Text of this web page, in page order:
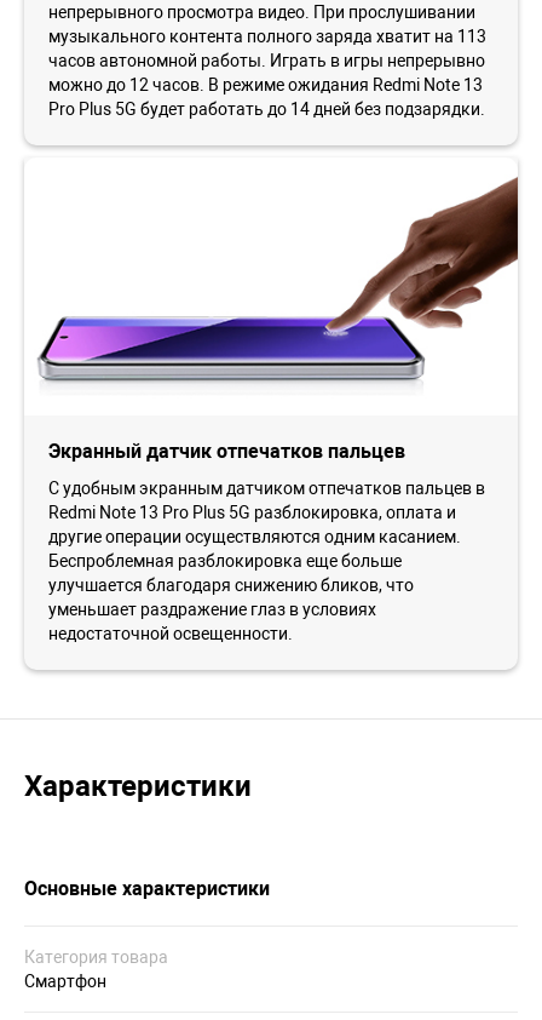
непрерывного просмотра видео. При прослушивании
музыкального контента полного заряда хватит на 113
часов автономной работы. Играть в игры непрерывно
можно до 12 часов. В режиме ожидания Redmi Note 13
Pro Plus 5G будет работать до 14 дней без подзарядки.
Экранный датчик отпечатков пальцев
С удобным экранным датчиком отпечатков пальцев в
Redmi Note 13 Pro Plus 5G разблокировка, оплата и
другие операции осуществляются одним касанием.
Беспроблемная разблокировка еще больше
улучшается благодаря снижению бликов, что
уменьшает раздражение глаз в условиях
недостаточной освещенности.
Характеристики
Основные характеристики
Категория товара
Смартфон